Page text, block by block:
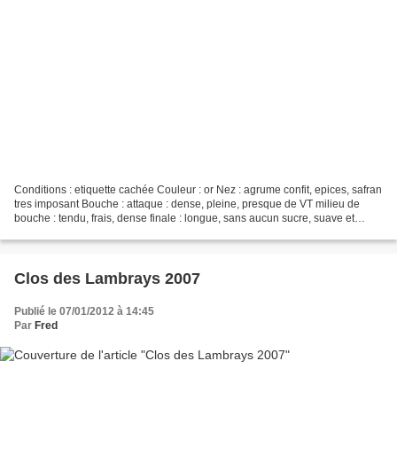
Conditions : etiquette cachée Couleur : or Nez : agrume confit, epices, safran
tres imposant Bouche : attaque : dense, pleine, presque de VT milieu de
bouche : tendu, frais, dense finale : longue, sans aucun sucre, suave et
Clos des Lambrays 2007
Publié le 07/01/2012 à 14:45
Par Fred